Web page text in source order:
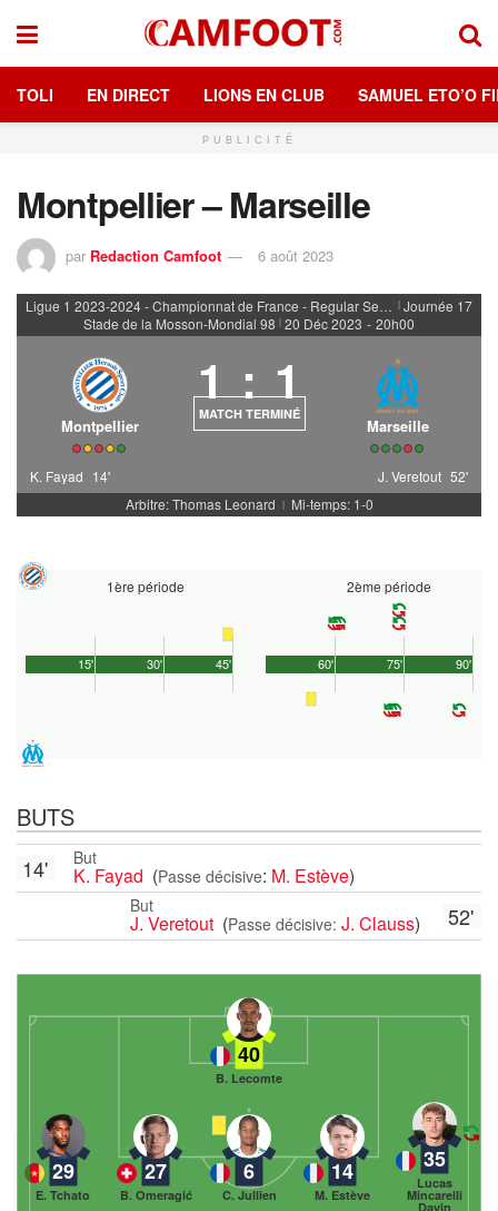
TOLI EN DIRECT LIONS EN CLUB SAMUEL ETO’O
PUBLICITÉ
Montpellier – Marseille
par Redaction Camfoot 6 août 2023
| Journée 17
Stade de la Mosson-Mondial 98 | 20 Déc 2023 - 20h00
Montpellier
1 : 1
MATCH TERMINÉ
Marseille
K. Fayad 14' J. Veretout 52'
Arbitre: Thomas Leonard
| Mi-temps: 1-0
1ère période
45'
15' 30'
2ème période
90'
60' 75'
BUTS
But
K. Fayad (Passe décisive: M. Estève)
14'
52'
But
J. Veretout (Passe décisive: J. Clauss)
40
B. Lecomte
35
Lucas
Mincarelli
Davin
14
M. Estève
6
C. Jullien
27
B. Omeragić
29
E. Tchato